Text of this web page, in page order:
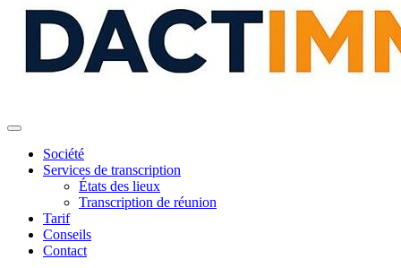
Société
Services de transcription
États des lieux
Transcription de réunion
Tarif
Conseils
Contact